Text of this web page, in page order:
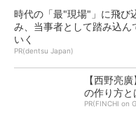
時代の「最"現場"」に飛び
み、当事者として踏み込ん
いく
PR(dentsu Japan)
【西野亮
の作り方と
PR(FINCHI on